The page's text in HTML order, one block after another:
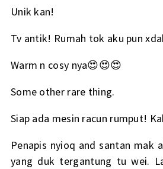
Unik kan!
Tv antik! Rumah tok aku pun
Warm n cosy nya😍😍😍
Some other rare thing.
Siap ada mesin racun rumput!
Penapis nyioq and santan mak
yang duk tergantung tu wei.